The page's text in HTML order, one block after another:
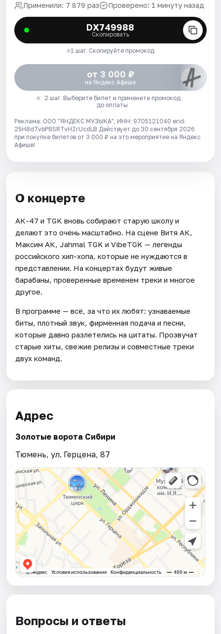
Применили: 7 879 раз Проверено: 1 минуту назад
DX749988
Скопировать
1 шаг. Скопируйте промокод
от 3 000 ₽
на Яндекс Афише
2 шаг. Выберите билет и примените промокод
до оплаты
Реклама. ООО "ЯНДЕКС МУЗЫКА", ИНН: 9705121040 erid:
25H8d7vbP8SRTvHZrUcdLB Действует до 30 сентября 2026
при покупке билетов от 3 000 ₽ на это мероприятие на Яндекс
Афише!
О концерте
АК-47 и TGK вновь собирают старую школу и
делают это очень масштабно. На сцене Витя АК,
Максим АК, Jahmal TGK и VibeTGK — легенды
российского хип-хопа, которые не нуждаются в
представлении. На концертах будут живые
барабаны, проверенные временем треки и многое
другое.
В программе — всё, за что их любят: узнаваемые
биты, плотный звук, фирменная подача и песни,
которые давно разлетелись на цитаты. Прозвучат
старые хиты, свежие релизы и совместные треки
двух команд.
Адрес
Золотые ворота Сибири
Тюмень, ул. Герцена, 87
Вопросы и ответы